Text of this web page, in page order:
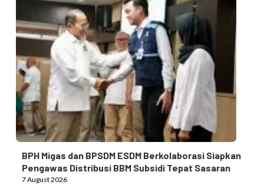
BPH Migas dan BPSDM ESDM Berkolaborasi Siapkan
Pengawas Distribusi BBM Subsidi Tepat Sasaran
7 August 2026